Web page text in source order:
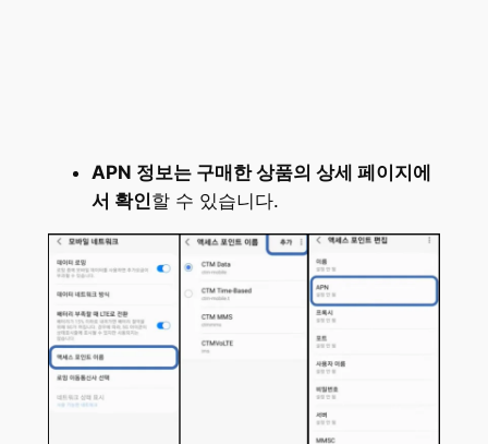
APN 정보는 구매한 상품의 상세 페이지에
서 확인할 수 있습니다.